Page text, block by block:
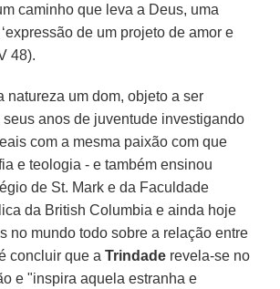
caminho que leva a Deus, uma
‘expressão de um projeto de amor e
48).
natureza um dom, objeto a ser
anos de juventude investigando
com a mesma paixão com que
e teologia - e também ensinou
de St. Mark e da Faculdade
da British Columbia e ainda hoje
no mundo todo sobre a relação entre
concluir que aTrindade revela-se no
e "inspira aquela estranha e